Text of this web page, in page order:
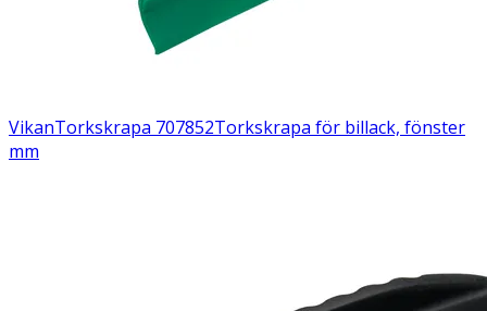
VikanTorkskrapa 707852Torkskrapa för billack, fönster
mm